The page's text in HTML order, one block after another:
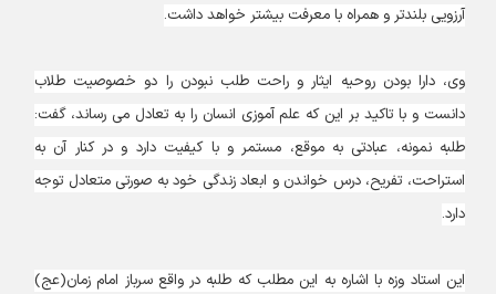
آرزویی بلندتر و همراه با معرفت بیشتر خواهد داشت.
وی، دارا بودن روحیه ایثار و راحت طلب نبودن را دو خصوصیت طلاب
دانست و با تاکید بر این که علم آموزی انسان را به تعادل می رساند، گفت:
طلبه نمونه، عبادتی به موقع، مستمر و با کیفیت دارد و در کنار آن به
استراحت، تفریح، درس خواندن و ابعاد زندگی خود به صورتی متعادل توجه
دارد.
این استاد وزه با اشاره به این مطلب که طلبه در واقع سرباز امام زمان(عج)